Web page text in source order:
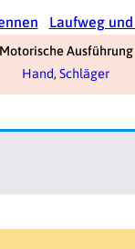
Laufweg
Motorische Ausführung
Hand,Schläger